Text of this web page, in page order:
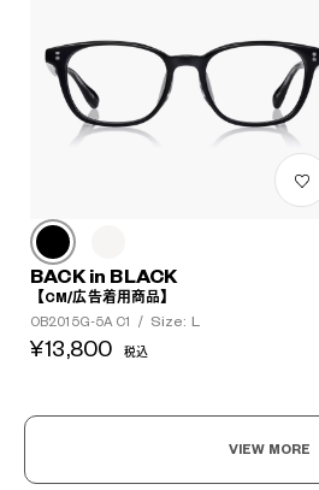
BACK in BLACK
【CM/広告着用商品】
OB2015G-5A C1
/ Size: L
¥13,800 税込
VIEW MORE